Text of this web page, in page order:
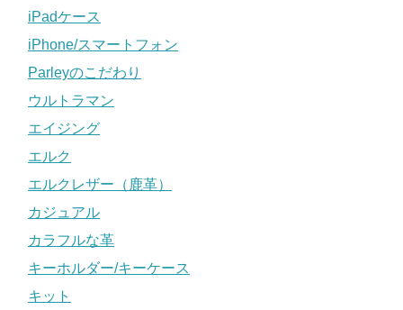
iPadケース
iPhone/スマートフォン
Parleyのこだわり
ウルトラマン
エイジング
エルク
エルクレザー（鹿革）
カジュアル
カラフルな革
キーホルダー/キーケース
キット